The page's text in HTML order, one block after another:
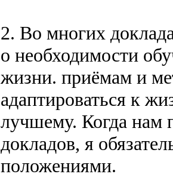
2. Во многих
о необходимости
жизни. приёмам и
адаптироваться к
лучшему. Когда нам
докладов, я
положениями.